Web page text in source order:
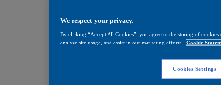
We respect your privacy.
By clicking “Accept All Cookies”, you agree to the storing of
analyze site usage, and assist in our marketing efforts.
Cookie
Cookies Settings